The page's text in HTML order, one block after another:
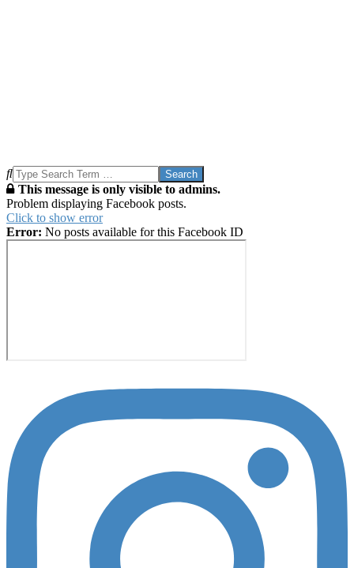
Search
This message is only visible to admins.
Problem displaying Facebook posts.
Click to show error
Error: No posts available for this Facebook ID